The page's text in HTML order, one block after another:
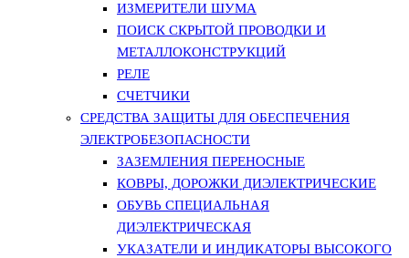
ИЗМЕРИТЕЛИ ШУМА
ПОИСК СКРЫТОЙ ПРОВОДКИ И
МЕТАЛЛОКОНСТРУКЦИЙ
РЕЛЕ
СЧЕТЧИКИ
СРЕДСТВА ЗАЩИТЫ ДЛЯ ОБЕСПЕЧЕНИЯ
ЭЛЕКТРОБЕЗОПАСНОСТИ
ЗАЗЕМЛЕНИЯ ПЕРЕНОСНЫЕ
КОВРЫ, ДОРОЖКИ ДИЭЛЕКТРИЧЕСКИЕ
ОБУВЬ СПЕЦИАЛЬНАЯ
ДИЭЛЕКТРИЧЕСКАЯ
УКАЗАТЕЛИ И ИНДИКАТОРЫ ВЫСОКОГО